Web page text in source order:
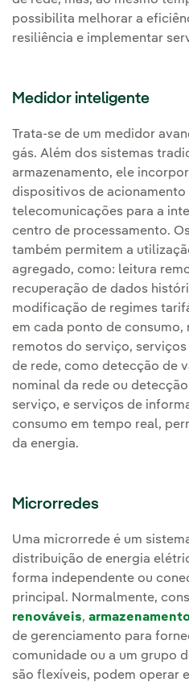
possibilita melhorar a
resiliência e implementar
Medidor inteligente
Trata-se de um medidor
gás. Além dos sistemas
armazenamento, ele
dispositivos de
telecomunicações para a
centro de processamento.
também permitem a
agregado, como: leitura
recuperação de dados
modificação de regimes
em cada ponto de consumo,
remotos do serviço,
de rede, como detecção de
nominal da rede ou
serviço, e serviços de
consumo em tempo real,
da energia.
Microrredes
Uma microrrede é um
distribuição de energia
forma independente ou
principal. Normalmente,
renováveis,
de gerenciamento para
comunidade ou a um grupo
são flexíveis, podem operar